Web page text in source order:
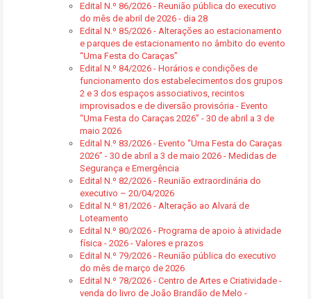
Edital N.º 86/2026 - Reunião pública do executivo
do mês de abril de 2026 - dia 28
Edital N.º 85/2026 - Alterações ao estacionamento
e parques de estacionamento no âmbito do evento
“Uma Festa do Caraças”
Edital N.º 84/2026 - Horários e condições de
funcionamento dos estabelecimentos dos grupos
2 e 3 dos espaços associativos, recintos
improvisados e de diversão provisória - Evento
“Uma Festa do Caraças 2026” - 30 de abril a 3 de
maio 2026
Edital N.º 83/2026 - Evento “Uma Festa do Caraças
2026” - 30 de abril a 3 de maio 2026 - Medidas de
Segurança e Emergência
Edital N.º 82/2026 - Reunião extraordinária do
executivo – 20/04/2026
Edital N.º 81/2026 - Alteração ao Alvará de
Loteamento
Edital N.º 80/2026 - Programa de apoio à atividade
física - 2026 - Valores e prazos
Edital N.º 79/2026 - Reunião pública do executivo
do mês de março de 2026
Edital N.º 78/2026 - Centro de Artes e Criatividade -
venda do livro de João Brandão de Melo -